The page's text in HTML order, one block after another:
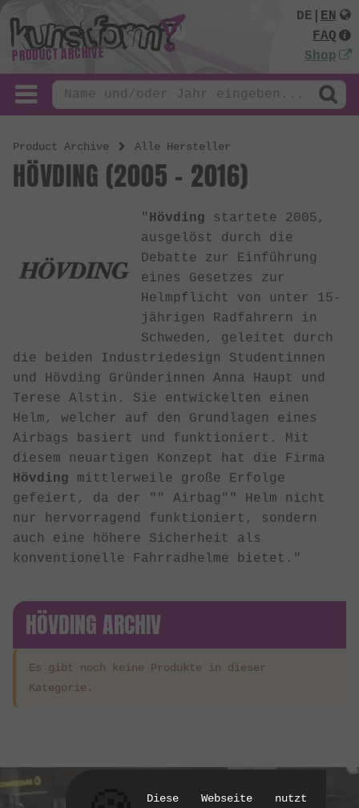
PRODUCT ARCHIVE
DE
EN
FAQ
Shop
Product Archive Alle Hersteller
HÖVDING (2005 - 2016)
" Hövding startete 2005,
ausgelöst durch die
Debatte zur Einführung
eines Gesetzes zur
Helmpflicht von unter 15-
jährigen Radfahrern in
Schweden, geleitet durch
die beiden Industriedesign Studentinnen
und Hövding Gründerinnen Anna Haupt und
Terese Alstin. Sie entwickelten einen
Helm, welcher auf den Grundlagen eines
Airbags basiert und funktioniert. Mit
diesem neuartigen Konzept hat die Firma
Hövding mittlerweile große Erfolge
gefeiert, da der "" Airbag"" Helm nicht
nur hervorragend funktioniert, sondern
auch eine höhere Sicherheit als
konventionelle Fahrradhelme bietet."
HÖVDING ARCHIV
Es gibt noch keine Produkte in dieser
Kategorie.
Diese Webseite nutzt